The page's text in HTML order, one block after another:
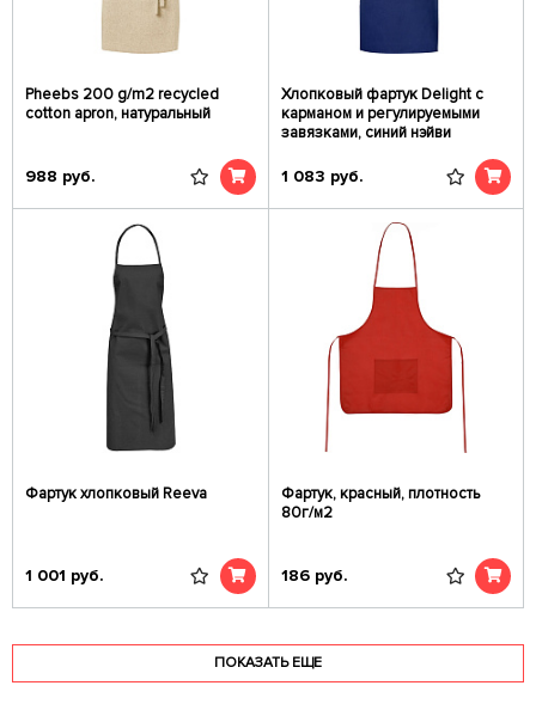
Pheebs 200 g/m2 recycled
cotton apron, натуральный
988 руб.
Хлопковый фартук Delight с
карманом и регулируемыми
завязками, синий нэйви
1 083 руб.
Фартук хлопковый Reeva
1 001 руб.
Фартук, красный, плотность
80г/м2
186 руб.
ПОКАЗАТЬ ЕЩЕ